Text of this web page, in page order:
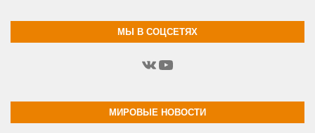
МЫ В СОЦСЕТЯХ
ВКонтакте
YouTube
МИРОВЫЕ НОВОСТИ